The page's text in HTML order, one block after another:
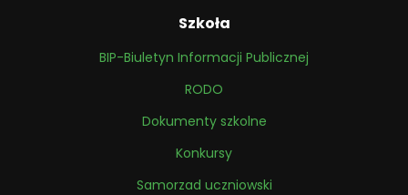
Szkoła
BIP-Biuletyn Informacji Publicznej
RODO
Dokumenty szkolne
Konkursy
Samorzad uczniowski